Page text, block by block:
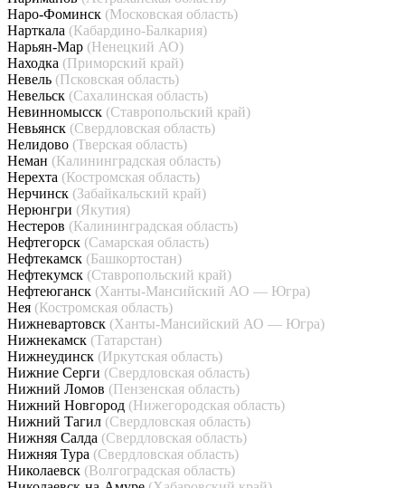
Наро-Фоминск (Московская область)
Нарткала (Кабардино-Балкария)
Нарьян-Мар (Ненецкий АО)
Находка (Приморский край)
Невель (Псковская область)
Невельск (Сахалинская область)
Невинномысск (Ставропольский край)
Невьянск (Свердловская область)
Нелидово (Тверская область)
Неман (Калининградская область)
Нерехта (Костромская область)
Нерчинск (Забайкальский край)
Нерюнгри (Якутия)
Нестеров (Калининградская область)
Нефтегорск (Самарская область)
Нефтекамск (Башкортостан)
Нефтекумск (Ставропольский край)
Нефтеюганск (Ханты-Мансийский АО — Югра)
Нея (Костромская область)
Нижневартовск (Ханты-Мансийский АО — Югра)
Нижнекамск (Татарстан)
Нижнеудинск (Иркутская область)
Нижние Серги (Свердловская область)
Нижний Ломов (Пензенская область)
Нижний Новгород (Нижегородская область)
Нижний Тагил (Свердловская область)
Нижняя Салда (Свердловская область)
Нижняя Тура (Свердловская область)
Николаевск (Волгоградская область)